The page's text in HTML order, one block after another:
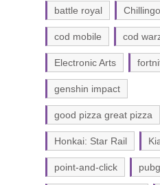
battle royal Chillingo
cod mobile cod
Electronic Arts
genshin impact
good pizza great pizza
Honkai: Star Rail
point-and-click pubg